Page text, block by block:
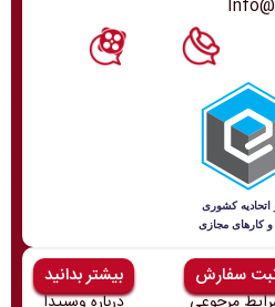
سفارش بیشتر بدانید